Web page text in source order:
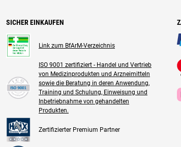
SICHER EINKAUFEN
Link zum BfArM-Verzeichnis
ISO 9001 zertifiziert - Handel und Vertrieb
von Medizinprodukten und Arzneimitteln
sowie die Beratung in deren Anwendung,
Training und Schulung, Einweisung und
Inbetriebnahme von gehandelten
Produkten.
Zertifizierter Premium Partner